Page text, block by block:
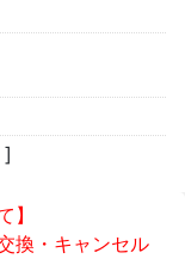
]
】
換・キャンセル